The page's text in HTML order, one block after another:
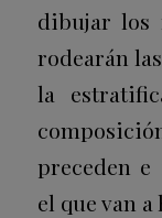
dibujar los
rodearán
la
preceden
el que van